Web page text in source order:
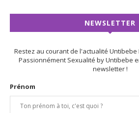
NEWSLETTER
Restez au courant de l'actualité Untibebe
Passionnément Sexualité by Untibebe
newsletter !
Prénom